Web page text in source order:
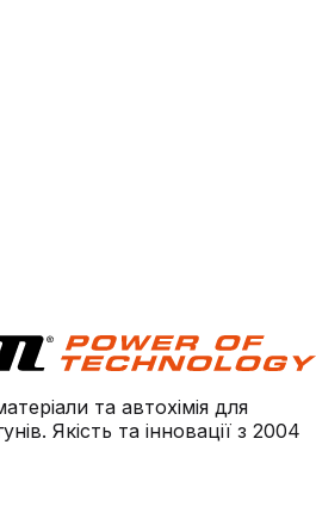
та автохімія для
Якість та інновації з 2004